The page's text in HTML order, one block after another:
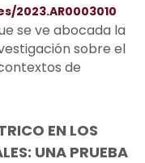
2023.AR0003010
se ve abocada la
sobre el
de
EN LOS
UNA PRUEBA